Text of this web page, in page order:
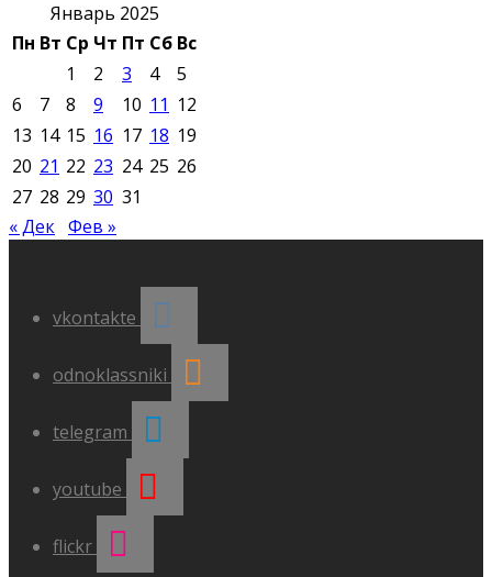
Январь 2025
Пн Вт Ср Чт Пт Сб Вс
1
2 3 4
5
6
7 8 9 10 11 12
13 14 15 16 17 18 19
20 21 22 23 24 25 26
27 28 29 30 31
« Дек Фев »
vkontakte
odnoklassniki
telegram
youtube
flickr